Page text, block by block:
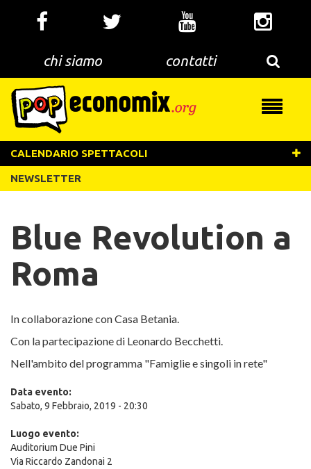
chi siamo contatti
Toggle
CALENDARIO SPETTACOLI
NEWSLETTER
Blue Revolution a
Roma
In collaborazione con Casa Betania.
Con la partecipazione di Leonardo Becchetti.
Nell'ambito del programma "Famiglie e singoli in rete"
Data evento:
Sabato, 9 Febbraio, 2019 - 20:30
Luogo evento:
Auditorium Due Pini
Via Riccardo Zandonai 2